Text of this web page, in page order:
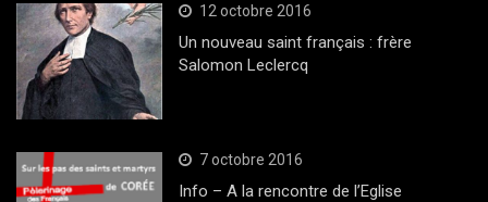
12 octobre 2016
Un nouveau saint français : frère
Salomon Leclercq
7 octobre 2016
Info – A la rencontre de l’Eglise